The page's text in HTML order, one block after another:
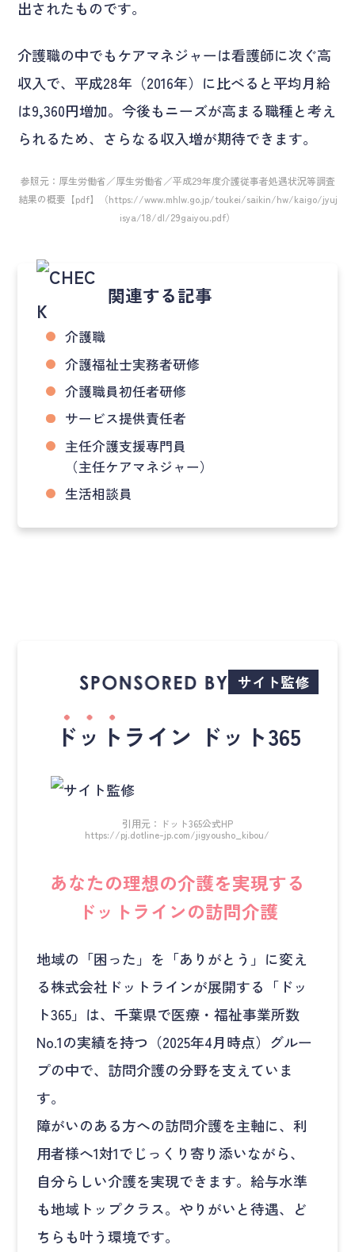
出されたものです。
介護職の中でもケアマネジャーは看護師に次ぐ高
収入で、平成28年（2016年）に比べると平均月給
は9,360円増加。今後もニーズが高まる職種と考え
られるため、さらなる収入増が期待できます。
参照元：厚生労働省／厚生労働省／平成29年度介護従事者処遇状況等調査
結果の概要【pdf】（https://www.mhlw.go.jp/toukei/saikin/hw/kaigo/jyuj
isya/18/dl/29gaiyou.pdf）
関連する記事
介護職
介護福祉士実務者研修
介護職員初任者研修
サービス提供責任者
主任介護支援専門員
（主任ケアマネジャー）
生活相談員
サイト監修
ドットライン ドット365
引用元：ドット365公式HP
https://pj.dotline-jp.com/jigyousho_kibou/
あなたの理想の介護を実現する
ドットラインの訪問介護
地域の「困った」を「ありがとう」に変え
る株式会社ドットラインが展開する「ドッ
ト365」は、千葉県で医療・福祉事業所数
No.1の実績を持つ（2025年4月時点）グルー
プの中で、訪問介護の分野を支えていま
す。
障がいのある方への訪問介護を主軸に、利
用者様へ1対1でじっくり寄り添いながら、
自分らしい介護を実現できます。給与水準
も地域トップクラス。やりがいと待遇、ど
ちらも叶う環境です。